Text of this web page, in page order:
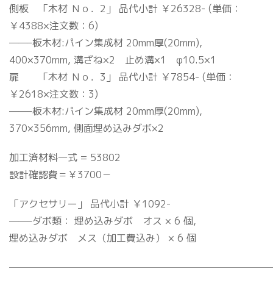
側板 「木材 Ｎｏ．2」 品代小計 ￥26328- (単価：
￥4388×注文数：6)
——–板木材:パイン集成材 20mm厚(20mm),
400×370mm, 溝ざね×2 止め溝×1 φ10.5×1
扉 「木材 Ｎｏ．3」 品代小計 ￥7854- (単価：
￥2618×注文数：3)
——–板木材:パイン集成材 20mm厚(20mm),
370×356mm, 側面埋め込みダボ×2
加工済材料一式 = 53802
設計確認費＝￥3700－
「アクセサリー」 品代小計 ￥1092-
——–ダボ類： 埋め込みダボ オス × 6 個,
埋め込みダボ メス（加工費込み） × 6 個